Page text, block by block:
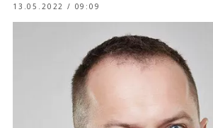
13.05.2022 / 09:09